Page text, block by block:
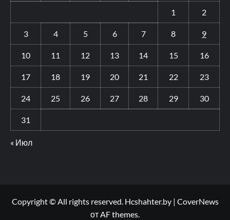
1 2
3 4 5 6 7 8 9
10 11 12 13 14 15 16
17 18 19 20 21 22 23
24 25 26 27 28 29 30
31
« Июл
Copyright © All rights reserved. Hcshahter.by | CoverNews
от AF themes.